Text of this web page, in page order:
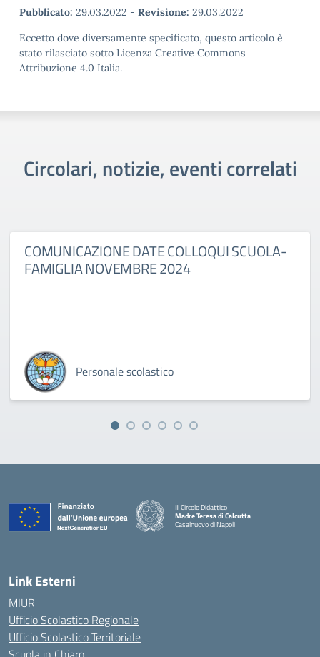
Pubblicato: 29.03.2022 - Revisione: 29.03.2022
Eccetto dove diversamente specificato, questo articolo è
stato rilasciato sotto Licenza Creative Commons
Attribuzione 4.0 Italia.
Circolari, notizie, eventi correlati
COMUNICAZIONE DATE COLLOQUI SCUOLA-
FAMIGLIA NOVEMBRE 2024
Personale scolastico
III Circolo Didattico
Madre Teresa di Calcutta
Casalnuovo di Napoli
— Visita la pagina iniziale della scuola
Link Esterni
MIUR
Ufficio Scolastico Regionale
Ufficio Scolastico Territoriale